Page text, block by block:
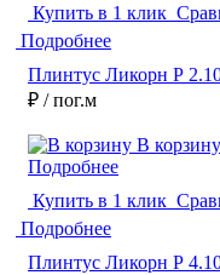
Купить в 1 клик
Подробнее
Плинтус Ликорн Р
₽ / пог.м
В корзину
Подробнее
Купить в 1 клик
Подробнее
Плинтус Ликорн Р